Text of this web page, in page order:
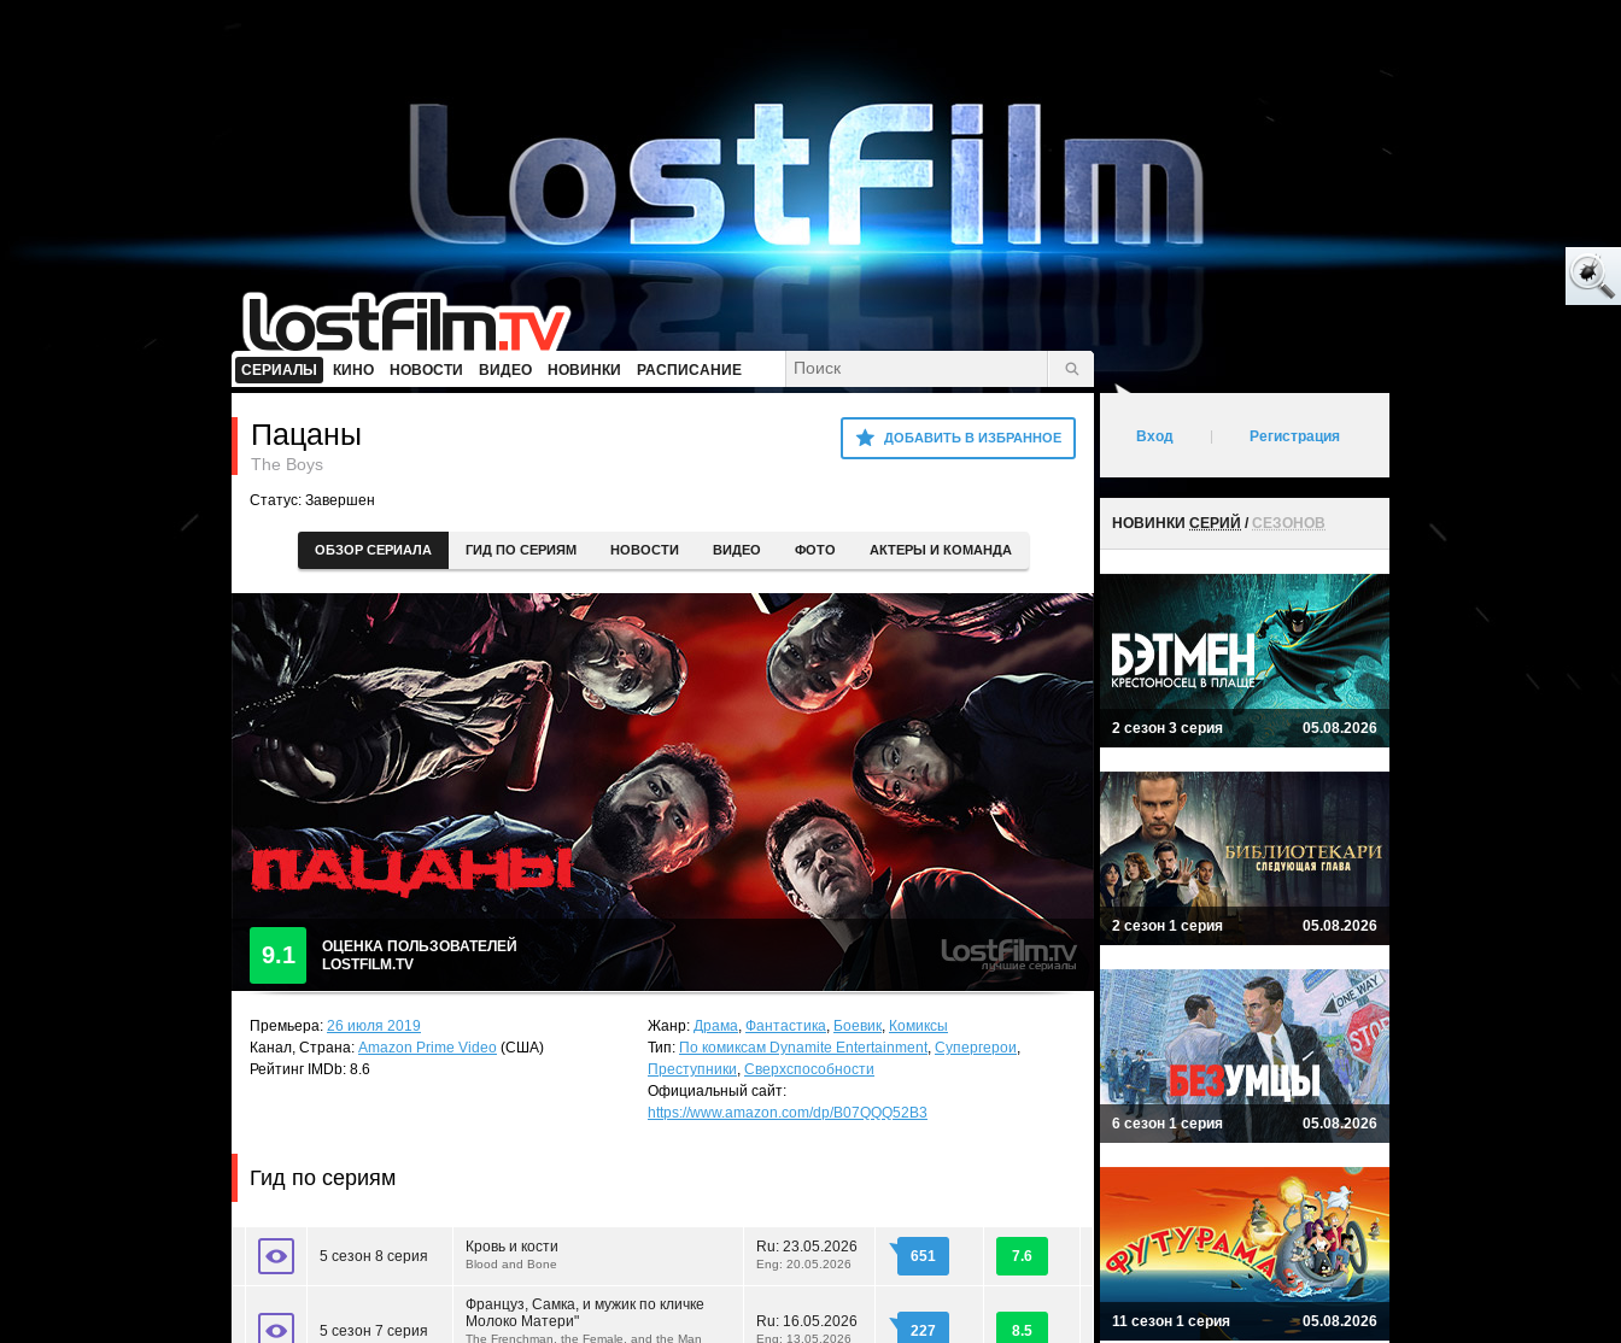
СЕРИАЛЫ КИНО НОВОСТИ ВИДЕО НОВИНКИ РАСПИСАНИЕ
ДОБАВИТЬ В ИЗБРАННОЕ
Пацаны
The Boys
Статус: Завершен
ОБЗОР СЕРИАЛА ГИД ПО СЕРИЯМ НОВОСТИ ВИДЕО ФОТО АКТЕРЫ И КОМАНДА
9.1
ОЦЕНКА ПОЛЬЗОВАТЕЛЕЙ
LOSTFILM.TV
Премьера: 26 июля 2019
Канал, Страна: Amazon Prime Video (США)
Рейтинг IMDb: 8.6
Жанр: Драма, Фантастика, Боевик, Комиксы
Тип: По комиксам Dynamite Entertainment, Супергерои,
Преступники, Сверхспособности
Официальный сайт:
https://www.amazon.com/dp/B07QQQ52B3
Гид по сериям
5 сезон 8 серия
Кровь и кости
Blood and Bone
Ru: 23.05.2026
Eng: 20.05.2026 651 7.6
5 сезон 7 серия
Француз, Самка, и мужик по кличке
Молоко Матери"
The Frenchman, the Female, and the Man
Ru: 16.05.2026
Eng: 13.05.2026 227 8.5
Вход Регистрация
НОВИНКИ СЕРИЙ /СЕЗОНОВ
2 сезон 3 серия 05.08.2026
2 сезон 1 серия 05.08.2026
6 сезон 1 серия 05.08.2026
11 сезон 1 серия 05.08.2026